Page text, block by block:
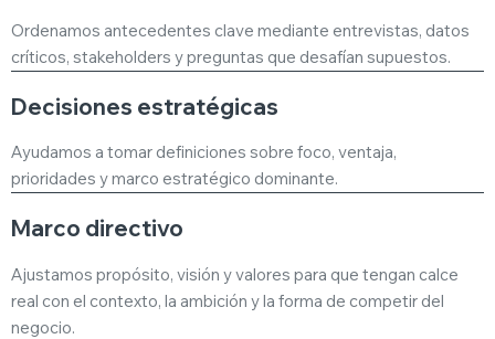
Ordenamos antecedentes clave mediante entrevistas, datos
críticos, stakeholders y preguntas que desafían supuestos.
Decisiones estratégicas
Ayudamos a tomar definiciones sobre foco, ventaja,
prioridades y marco estratégico dominante.
Marco directivo
Ajustamos propósito, visión y valores para que tengan calce
real con el contexto, la ambición y la forma de competir del
negocio.